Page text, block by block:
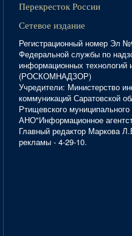
Перекресток России
Сетевое издание
Регистрационный номер Эл
Федеральной службы по
информационных технологий
(РОСКОМНАДЗОР)
Учредители: Министерство
коммуникаций Саратовской
Ртищевского
АНО"Информационное
Главный редактор Маркова
рекламы - 4-29-10.